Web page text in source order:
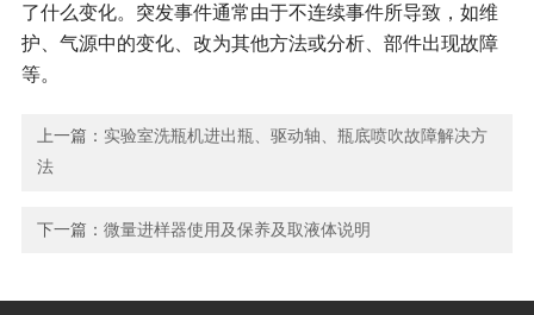
了什么变化。突发事件通常由于不连续事件所导致，如维
护、气源中的变化、改为其他方法或分析、部件出现故障
等。
上一篇： 实验室洗瓶机进出瓶、驱动轴、瓶底喷吹故障解决方
法
下一篇：微量进样器使用及保养及取液体说明